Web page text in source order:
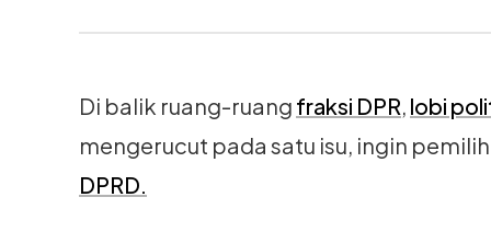
Di balik ruang-ruang fraksi DPR, lobi
mengerucut pada satu isu, ingin
DPRD.